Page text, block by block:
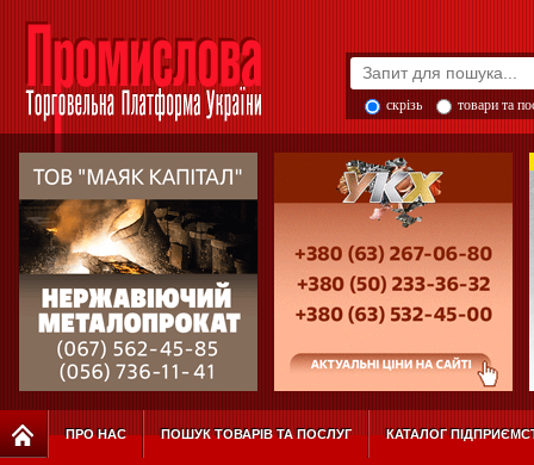
скрізь товари та
ПРО НАС ПОШУК ТОВАРІВ ТА ПОСЛУГ КАТАЛОГ